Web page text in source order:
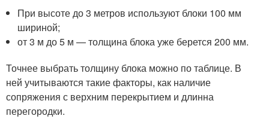
При высоте до 3 метров используют блоки 100 мм
шириной;
от 3 м до 5 м — толщина блока уже берется 200 мм.
Точнее выбрать толщину блока можно по таблице. В
ней учитываются такие факторы, как наличие
сопряжения с верхним перекрытием и длинна
перегородки.